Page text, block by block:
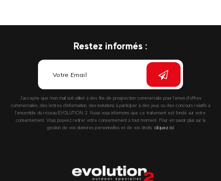
Restez informés :
J’accepte que mon mail soit utilisé à des fins de prospection commerciale pour l’envoi d’offres
commerciales, des lettres d’information, des invitations à participer à des jeux ou des concours relatifs à
l’ensemble du réseau EVOLUTION 2. Nous vous informons que ce traitement est fondé sur votre
consentement. Vous pouvez retirer votre consentement à tout moment. Pour en savoir plus sur la
gestion de vos données personnelles et de vos droits :cliquez ici